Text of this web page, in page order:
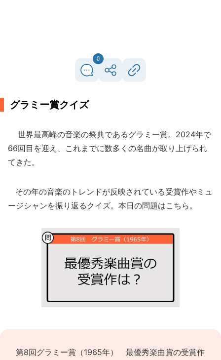
0
グラミー賞クイズ
世界最高峰の音楽の祭典であるグラミー賞。2024年で
66回目を迎え、これまでに数多くの名曲が取り上げられ
てきた。
その年の音楽のトレンドが反映されている受賞作やミュ
ージシャンを振り返るクイズ。本日の問題はこちら。
第8回グラミー賞（1965年） 最優秀楽曲賞の受賞作